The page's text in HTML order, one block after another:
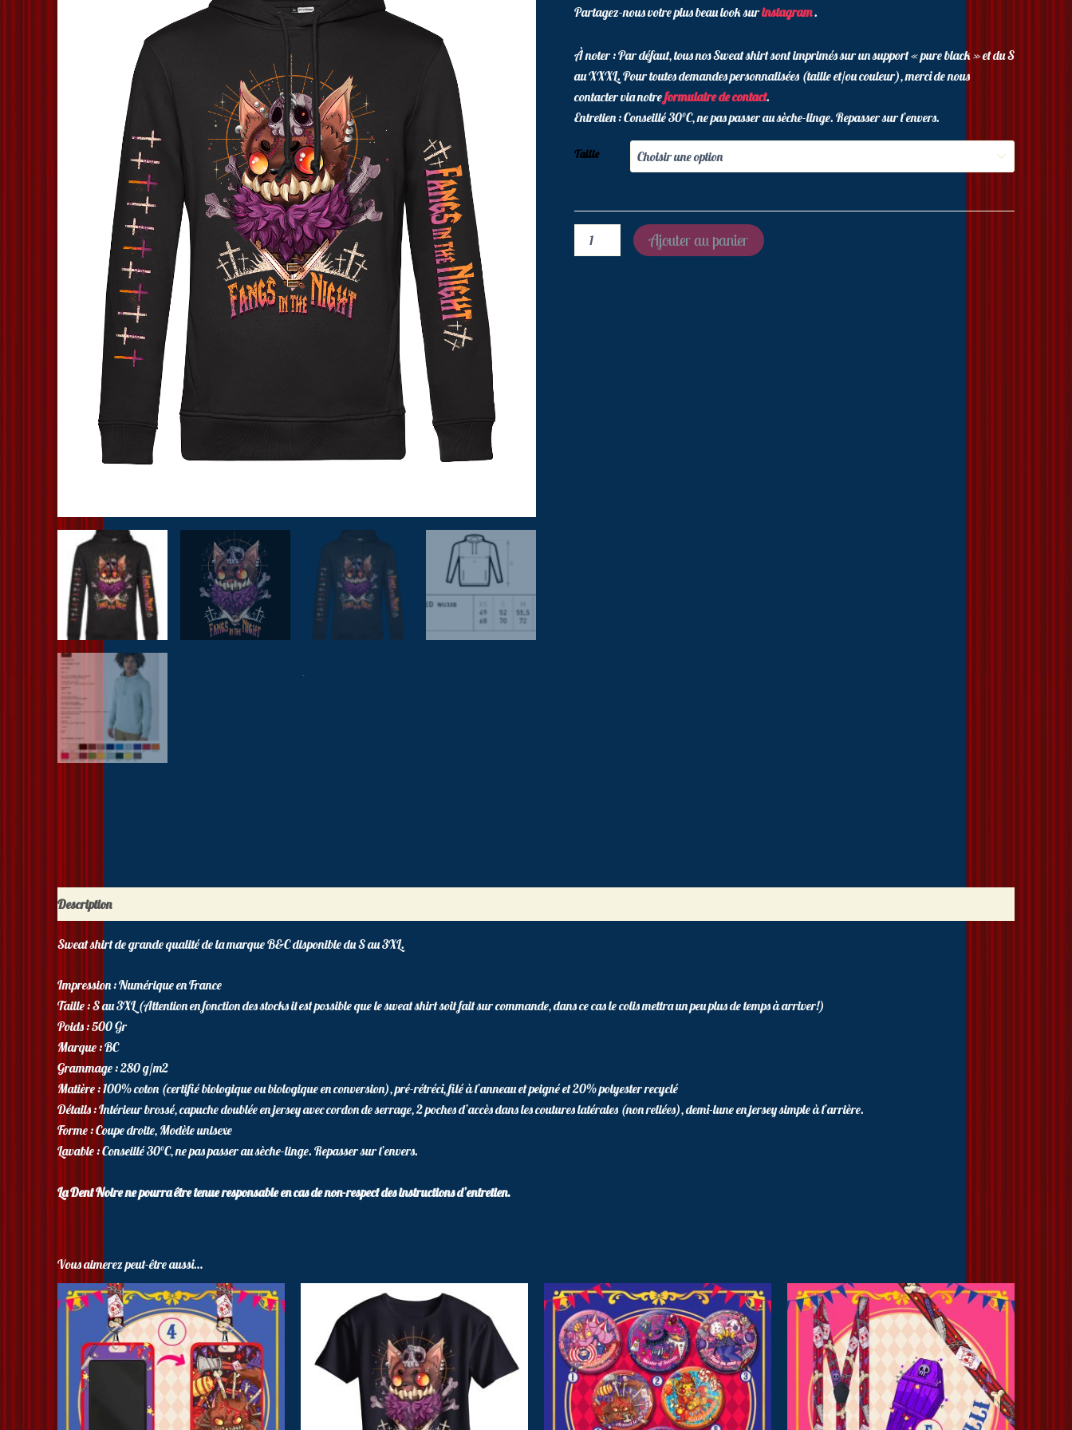
Partagez-nous votre plus beau look surinstagram.
À noter : Par défaut, tous nos Sweat shirt sont imprimés sur un support « pure black » et du S
au XXXL. Pour toutes demandes personnalisées (taille et/ou couleur), merci de nous
contacter via notreformulaire de contact.
Entretien : Conseillé 30°C, ne pas passer au sèche-linge. Repasser sur l’envers.
Taille
The
Ajouter au panier
Description
Sweat shirt de grande qualité de la marque B&C disponible du S au 3XL.
Impression : Numérique en France
Taille : S au 3XL (Attention en fonction des stocks il est possible que le sweat shirt soit fait sur commande, dans ce cas le colis mettra un peu plus de temps à arriver!)
Poids : 500 Gr
Marque : BC
Grammage : 280 g/m2
Matière : 100% coton (certifié biologique ou biologique en conversion), pré-rétréci, filé à l’anneau et peigné et 20% polyester recyclé
Détails : Intérieur brossé, capuche doublée en jersey avec cordon de serrage, 2 poches d’accès dans les coutures latérales (non reliées), demi-lune en jersey simple à l’arrière.
Forme : Coupe droite, Modèle unisexe
Lavable : Conseillé 30°C, ne pas passer au sèche-linge. Repasser sur l’envers.
La Dent Noire ne pourra être tenue responsable en cas de non-respect des instructions d’entretien.
Vous aimerez peut-être aussi…
produit
plusieurs
variations.
Les
options
Ce
produit
a
plusieurs
variations.
Les
options